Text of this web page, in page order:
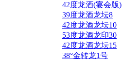
42度龙酒(宴会版)
39度龙酒龙坛8
42度龙酒龙坛10
53度龙酒龙印30
42度龙酒龙坛15
38°金转龙1号